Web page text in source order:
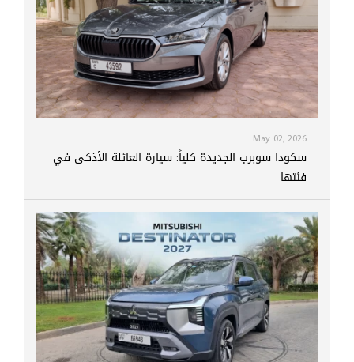
May 02, 2026
سكودا سوبرب الجديدة كلياً: سيارة العائلة الأذكى في
فئتها